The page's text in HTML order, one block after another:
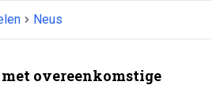
Neus
overeenkomstige